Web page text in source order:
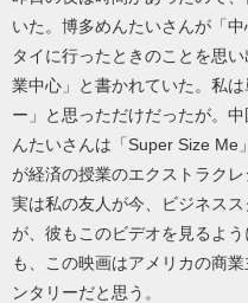
いた。博多めんたいさんが「
タイに行ったときのことを思
業中心」と書かれていた。私
ー」と思っただけだったが。
んたいさんは「Super Size Me
が経済の授業のエクストラク
実は私の友人が今、ビジネス
が、彼もこのビデオを見るよ
も、この映画はアメリカの商
ンタリーだと思う。